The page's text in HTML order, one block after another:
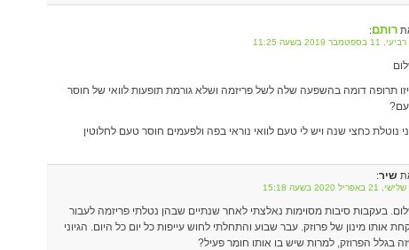
רותם:
בספטמבר 2019 בשעה 11:25
תרופה דומה בהשפעה שלה לשל פריזמה ושלא גורמת תופעות לוואי של חוסר
נוטלת כחצי שנה ויש לי טעם לוואי נוראי בפה ולפעמים חוסר טעם לחלוטין
שיר:
באפריל 2020 בשעה 15:18
בעקבות סיבות מסוימות נאלצתי לאחר שנתיים שבהן נטלתי פריזמה לעבור
אותו מינון של פרוזק. עבר שבוע והתחלתי לחוש עייפות כל יום כל היום. הגיוני
בגלל הפרוזק, למרות שיש בו אותו חומר פעיל?